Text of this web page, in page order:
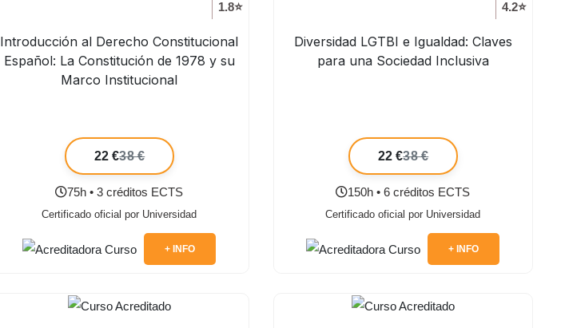
1.8⭐
Introducción al Derecho Constitucional
Español: La Constitución de 1978 y su
Marco Institucional
22 €38 €
75h • 3 créditos ECTS
Certificado oficial por Universidad
+ INFO
4.2⭐
Diversidad LGTBI e Igualdad: Claves
para una Sociedad Inclusiva
22 €38 €
150h • 6 créditos ECTS
Certificado oficial por Universidad
+ INFO